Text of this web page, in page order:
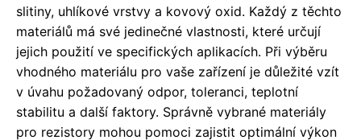
slitiny, uhlíkové vrstvy a kovový oxid. Každý z těchto
materiálů má své jedinečné vlastnosti, které určují
jejich použití ve specifických aplikacích. Při výběru
vhodného materiálu pro vaše zařízení je důležité vzít
v úvahu požadovaný odpor, toleranci, teplotní
stabilitu a další faktory. Správně vybrané materiály
pro rezistory mohou pomoci zajistit optimální výkon